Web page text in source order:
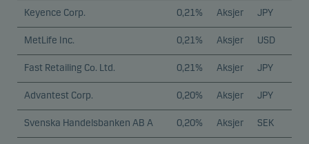
Keyence Corp. 0,21% Aksjer JPY
MetLife Inc. 0,21% Aksjer USD
Fast Retailing Co. Ltd. 0,21% Aksjer JPY
Advantest Corp. 0,20% Aksjer JPY
Svenska Handelsbanken AB A 0,20% Aksjer SEK